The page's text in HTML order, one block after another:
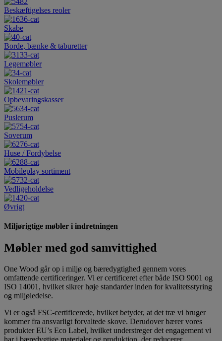
Beskæftigelses reoler
Skabe
Borde, bænke & taburetter
Legemøbler
Skolemøbler
Opbevaringskasser
Puslerum
Soverum
Huse / Fordybelse
Mobileplay sortiment
Vedligeholdelse
Øvrigt
Miljørigtige møbler i indretningen
Møbler med god samvittighed
One Wood går op i miljø og bæredygtighed gennem vores
omfattende certificeringer. Vi er certificeret efter både ISO 9001 og
ISO 14001, hvilket sikrer høje standarder inden for kvalitetsstyring
og miljøledelse.
Vi er også FSC-certificerede, hvilket betyder, at det træ vi bruger
kommer fra ansvarligt forvaltede skove. Derudover bærer vores
produkter EU’s Eco Label, hvilket understreger det engagement vi